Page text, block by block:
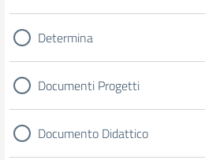
Determina
Documenti Progetti
Documento Didattico